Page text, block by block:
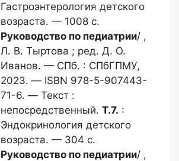
Гастроэнтерология детского
возраста. — 1008 с.
Руководство по педиатрии/ ,
Л. В. Тыртова ; ред. Д. О.
Иванов. — СПб. : СПбГПМУ,
2023. — ISBN 978-5-907443-
71-6. — Текст :
непосредственный. Т.7. :
Эндокринология детского
возраста. — 304 с.
Руководство по педиатрии/ ,